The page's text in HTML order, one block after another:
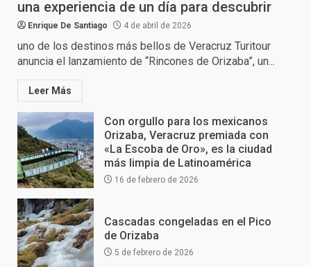
una experiencia de un día para descubrir
Enrique De Santiago 4 de abril de 2026
uno de los destinos más bellos de Veracruz Turitour
anuncia el lanzamiento de “Rincones de Orizaba”, un...
Leer Más
Con orgullo para los mexicanos
Orizaba, Veracruz premiada con
«La Escoba de Oro», es la ciudad
más limpia de Latinoamérica
16 de febrero de 2026
Cascadas congeladas en el Pico
de Orizaba
5 de febrero de 2026